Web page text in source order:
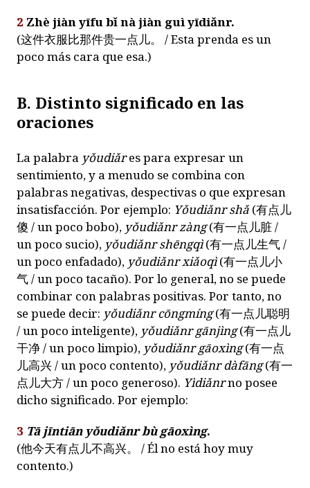
2 Zhè jiàn yīfu bǐ nà jiàn guì yīdiǎnr.
(这件衣服比那件贵一点儿。
/ Esta prenda es un
poco más cara que esa.)
B. Distinto significado en las
oraciones
La palabra yǒudiǎres para expresar un
sentimiento, y a menudo se combina con
palabras negativas, despectivas o que expresan
insatisfacción. Por ejemplo: Yǒudiǎnr shǎ(有点儿
傻 / un poco bobo), yǒudiǎnr zàng(有一点儿脏/
un poco sucio), yǒudiǎnr shēngqì(有一点儿生气/
un poco enfadado), yǒudiǎnr xiǎoqì(有一点儿小
气/ un poco tacaño). Por lo general, no se puede
combinar con palabras positivas. Por tanto, no
se puede decir: yǒudiǎnr cōngmíng(有一点儿聪明
/ un poco inteligente), yǒudiǎnr gānjìng(有一点儿
干净/ un poco limpio), yǒudiǎnr gāoxìng(有一点
儿高兴/ un poco contento), yǒudiǎnr dàfāng(有一
点儿大方/ un poco generoso). Yìdiǎnrno posee
dicho significado. Por ejemplo:
3 Tā jīntiān yǒudiǎnr bù gāoxìng.
(他今天有点儿不高兴。
/ Él no está hoy muy
contento.)